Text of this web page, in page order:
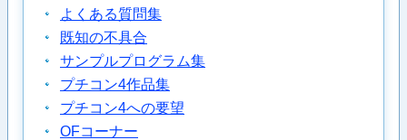
よくある質問集
既知の不具合
サンプルプログラム集
プチコン4作品集
プチコン4への要望
OFコーナー